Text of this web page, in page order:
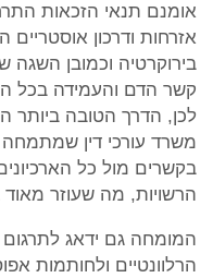
אומנם תנאי הזכאות
אזרחות ודרכון
בירוקרטיה וכמובן
קשר הדם והעמידה בכל
לכן, הדרך הטובה
משרד עורכי דין
בקשרים מול כל
הרשויות, מה שעוזר
המומחה גם ידאג לתרגום
הרלוונטיים ולחותמות